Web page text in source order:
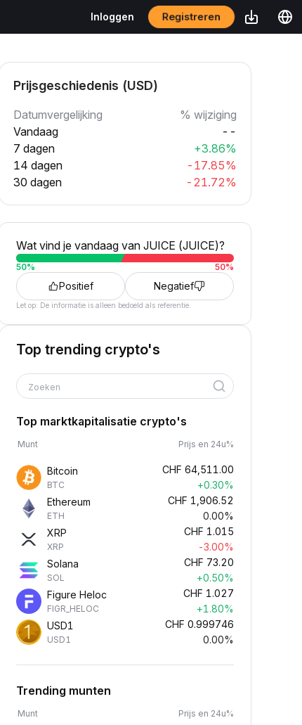
Inloggen Registreren
Prijsgeschiedenis (USD)
Datumvergelijking
% wijziging
Vandaag
--
7 dagen
+3.86%
14 dagen
-17.85%
30 dagen
-21.72%
Wat vind je vandaag van JUICE (JUICE)?
50% 50%
Positief Negatief
Let op: De informatie is alleen bedoeld als referentie.
Top trending crypto's
Zoeken
Top marktkapitalisatie crypto's
Munt Prijs en 24u%
Bitcoin
BTC
CHF 64,511.00
+0.30%
Ethereum
ETH
CHF 1,906.52
0.00%
XRP
XRP
CHF 1.015
-3.00%
Solana
SOL
CHF 73.20
+0.50%
Figure Heloc
FIGR_HELOC
CHF 1.027
+1.80%
USD1
USD1
CHF 0.999746
0.00%
Trending munten
Munt Prijs en 24u%